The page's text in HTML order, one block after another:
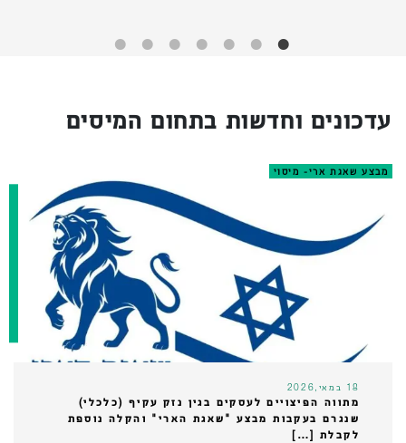
עדכונים וחדשות בתחום המיסים
מבצע שאגת ארי- מיסוי
18 במאי,2026
מתווה הפיצויים לעסקים בגין נזק עקיף (כלכלי)
שנגרם בעקבות מבצע "שאגת הארי" והקלה נוספת
לקבלת […]